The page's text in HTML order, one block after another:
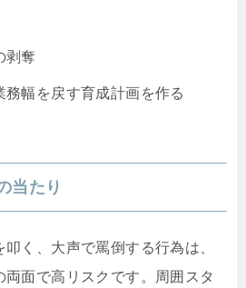
剥奪
務幅を戻す育成計画を作る
当たり
く、大声で罵倒する行為は、
面で高リスクです。周囲スタ